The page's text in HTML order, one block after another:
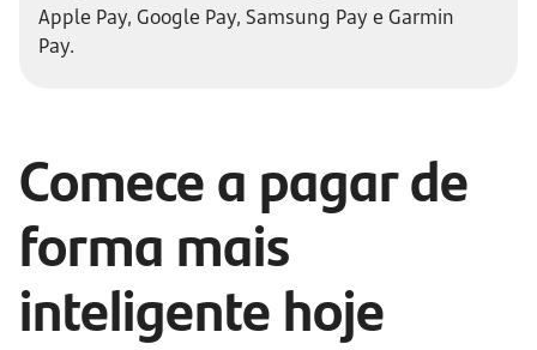
Apple Pay, Google Pay, Samsung Pay e Garmin
Pay.
Comece a pagar de
forma mais
inteligente hoje